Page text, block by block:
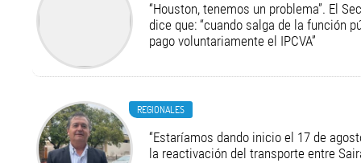
“Houston, tenemos un problema”. El
dice que: “cuando salga de la función
pago voluntariamente el IPCVA”
REGIONALES
“Estaríamos dando inicio el 17 de
la reactivación del transporte entre